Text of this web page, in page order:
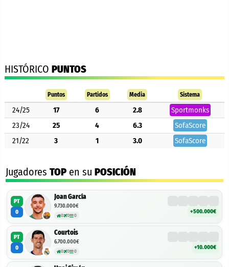
HISTÓRICO PUNTOS
Puntos Partidos Media Sistema
24/25 17 6 2.8
Sportmonks
23/24
25 4 6.3
SofaScore
21/22
3 1 3.0 SofaScore
Jugadores TOP en su POSICIÓN
PT
0
Joan García
9.730.000€
0 0 0
+500.000€
PT
0
Courtois
6.700.000€
0 0 0
+10.000€